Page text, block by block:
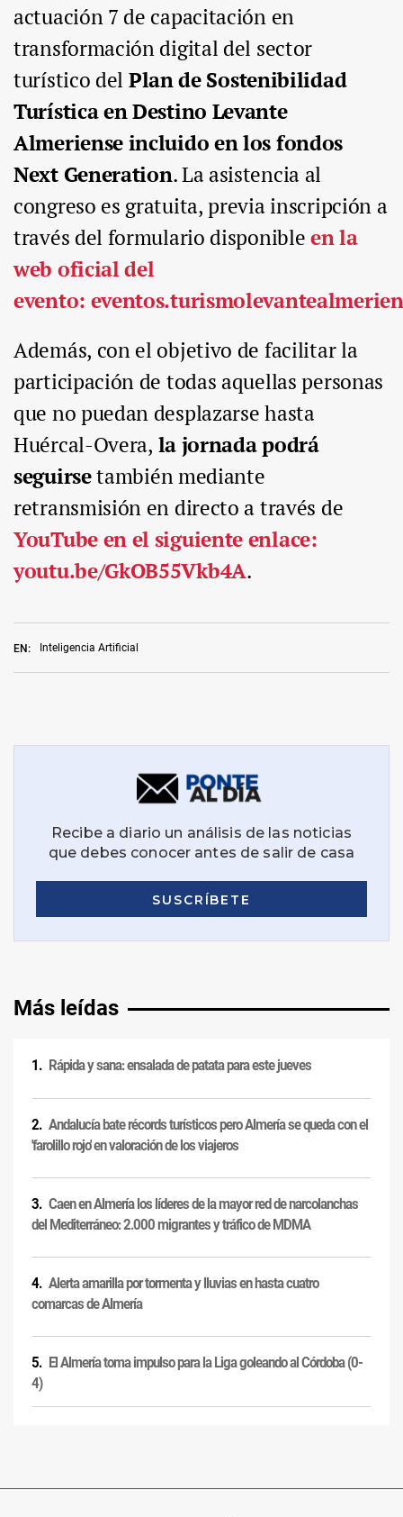
EN: Inteligencia Artificial
actuación 7 de capacitación en
transformación digital del sector
turístico del Plan de Sostenibilidad
Turística en Destino Levante
Almeriense incluido en los fondos
Next Generation. La asistencia al
congreso es gratuita, previa inscripción a
través del formulario disponibleen la
web oficial del
evento:
Además, con el objetivo de facilitar la
participación de todas aquellas personas
que no puedan desplazarse hasta
Huércal-Overa, la jornada podrá
seguirsetambién mediante
retransmisión en directo a través de
YouTube en el siguiente enlace:
youtu.be/GkOB55Vkb4A.
Más leídas
Rápida y sana: ensalada de patata para este jueves
Andalucía bate récords turísticos pero Almería se queda con el
'farolillo rojo' en valoración de los viajeros
Caen en Almería los líderes de la mayor red de narcolanchas
del Mediterráneo: 2.000 migrantes y tráfico de MDMA
Alerta amarilla por tormenta y lluvias en hasta cuatro
comarcas de Almería
El Almería toma impulso para la Liga goleando al Córdoba (0-
4)